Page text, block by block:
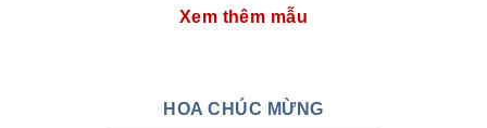
Xem thêm mẫu
HOA CHÚC MỪNG